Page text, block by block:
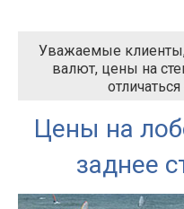
Уважаемые
валют, цены на
Цены на
заднее